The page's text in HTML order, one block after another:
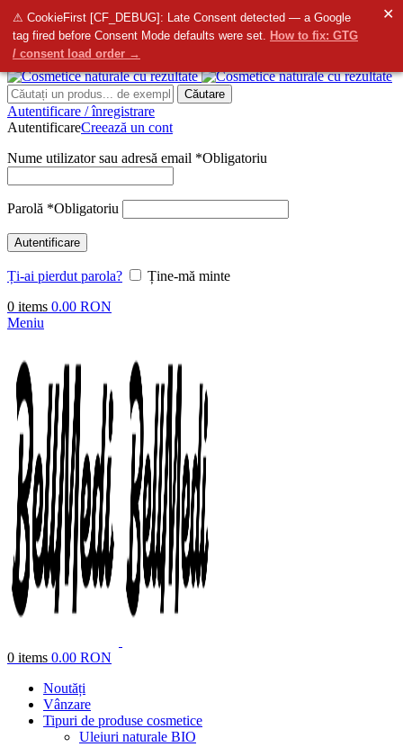
⚠ CookieFirst [CF_DEBUG]: Late Consent detected — a Google
tag fired before Consent Mode defaults were set. How to fix: GTG
/ consent load order →
✕
info@bellmedi.ro
Contactați-ne
- Suntem aici pentru dvs. de la8:00do16:00
Căutare
Autentificare / înregistrare
AutentificareCreează un cont
Nume utilizator sau adresă email *Obligatoriu
Parolă *Obligatoriu
Autentificare
Ți-ai pierdut parola?
Ține-mă minte
0 items 0.00 RON
Meniu
0 items 0.00 RON
Noutăți
Vânzare
Tipuri de produse cosmetice
Uleiuri naturale BIO